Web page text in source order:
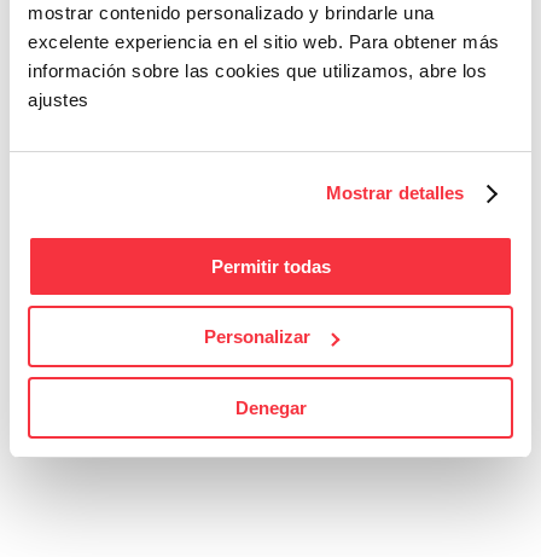
mostrar contenido personalizado y brindarle una
excelente experiencia en el sitio web. Para obtener más
información sobre las cookies que utilizamos, abre los
ajustes
Mostrar detalles
Permitir todas
Personalizar
Denegar
Beauté
Bons Plans
Sois attentif, ne laisse
passer aucune bonne
affaire